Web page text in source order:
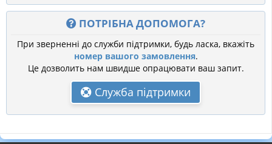
ПОТРІБНА ДОПОМОГА?
При зверненні до служби підтримки, будь ласка, вкажіть
номер вашого замовлення.
Це дозволить нам швидше опрацювати ваш запит.
Служба підтримки